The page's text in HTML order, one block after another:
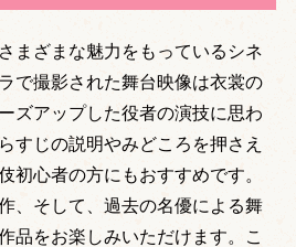
まざまな魅力をもっているシネ
で撮影された舞台映像は衣裳の
ズアップした役者の演技に思わ
すじの説明やみどころを押さえ
初心者の方にもおすすめです。
、そして、過去の名優による舞
品をお楽しみいただけます。こ